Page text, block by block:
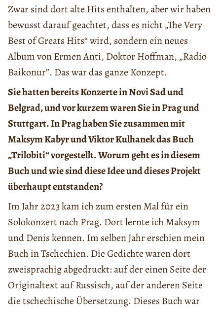
Zwar sind dort alte Hits enthalten, aber wir haben
bewusst darauf geachtet, dass es nicht „The Very
Best of Greats Hits“ wird, sondern ein neues
Album von Ermen Anti, Doktor Hoffman, „Radio
Baikonur”. Das war das ganze Konzept.
Sie hatten bereits Konzerte in Novi Sad und
Belgrad, und vor kurzem waren Sie in Prag und
Stuttgart. In Prag haben Sie zusammen mit
Maksym Kabyr und Viktor Kulhanek das Buch
„Trilobiti“ vorgestellt. Worum geht es in diesem
Buch und wie sind diese Idee und dieses Projekt
überhaupt entstanden?
Im Jahr 2023 kam ich zum ersten Mal für ein
Solokonzert nach Prag. Dort lernte ich Maksym
und Denis kennen. Im selben Jahr erschien mein
Buch in Tschechien. Die Gedichte waren dort
zweisprachig abgedruckt: auf der einen Seite der
Originaltext auf Russisch, auf der anderen Seite
die tschechische Übersetzung. Dieses Buch war